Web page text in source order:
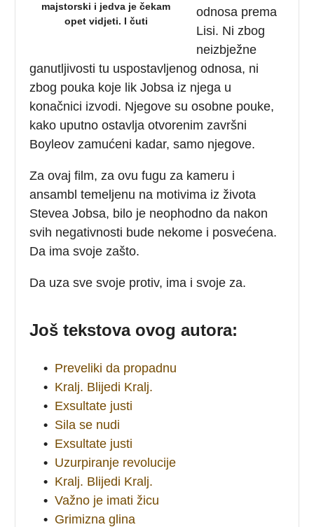
majstorski i jedva je čekam
opet vidjeti. I čuti
odnosa prema
Lisi. Ni zbog
neizbježne
ganutljivosti tu uspostavljenog odnosa, ni
zbog pouka koje lik Jobsa iz njega u
konačnici izvodi. Njegove su osobne pouke,
kako uputno ostavlja otvorenim završni
Boyleov zamućeni kadar, samo njegove.
Za ovaj film, za ovu fugu za kameru i
ansambl temeljenu na motivima iz života
Stevea Jobsa, bilo je neophodno da nakon
svih negativnosti bude nekome i posvećena.
Da ima svoje zašto.
Da uza sve svoje protiv, ima i svoje za.
Još tekstova ovog autora:
• Preveliki da propadnu
• Kralj. Blijedi Kralj.
• Exsultate justi
• Sila se nudi
• Exsultate justi
• Uzurpiranje revolucije
• Kralj. Blijedi Kralj.
• Važno je imati žicu
• Grimizna glina